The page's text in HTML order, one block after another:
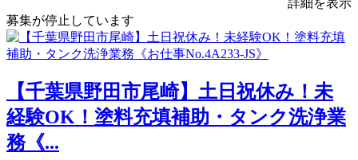
募集が停止しています
【千葉県野田市尾崎】土日祝休み！未
経験OK！塗料充填補助・タンク洗浄業
務《...